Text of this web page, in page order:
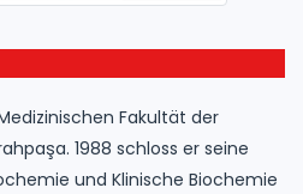
Fakultät der
1988 schloss er seine
und Klinische Biochemie